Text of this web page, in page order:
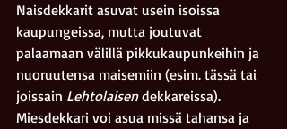
Naisdekkarit asuvat usein isoissa
kaupungeissa, mutta joutuvat
palaamaan välillä pikkukaupunkeihin ja
nuoruutensa maisemiin (esim. tässä tai
joissain Lehtolaisen dekkareissa).
Miesdekkari voi asua missä tahansa ja